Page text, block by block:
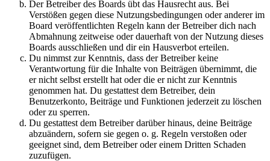
Der Betreiber des Boards übt das Hausrecht aus. Bei
Verstößen gegen diese Nutzungsbedingungen oder anderer im
Board veröffentlichten Regeln kann der Betreiber dich nach
Abmahnung zeitweise oder dauerhaft von der Nutzung dieses
Boards ausschließen und dir ein Hausverbot erteilen.
Du nimmst zur Kenntnis, dass der Betreiber keine
Verantwortung für die Inhalte von Beiträgen übernimmt, die
er nicht selbst erstellt hat oder die er nicht zur Kenntnis
genommen hat. Du gestattest dem Betreiber, dein
Benutzerkonto, Beiträge und Funktionen jederzeit zu löschen
oder zu sperren.
Du gestattest dem Betreiber darüber hinaus, deine Beiträge
abzuändern, sofern sie gegen o. g. Regeln verstoßen oder
geeignet sind, dem Betreiber oder einem Dritten Schaden
zuzufügen.